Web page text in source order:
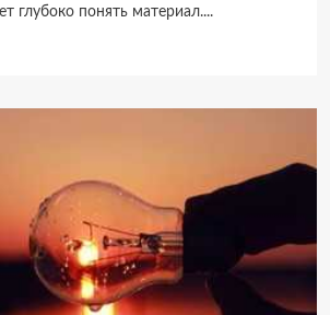
глубоко понять материал....